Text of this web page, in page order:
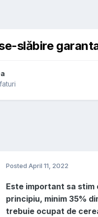
slăbire
Posted April 11, 2022
Este important sa stim
principiu, minim 35%
trebuie ocupat de